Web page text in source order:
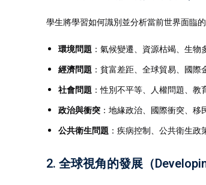
學生將學習如何識別並分析當前世界面臨
環境問題 ：氣候變遷、資源枯竭、生物
經濟問題 ：貧富差距、全球貿易、國際
社會問題 ：性別不平等、人權問題、教
政治與衝突 ：地緣政治、國際衝突、移
公共衛生問題 ：疾病控制、公共衛生政
2. 全球視角的發展（